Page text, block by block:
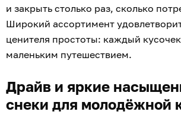
и закрыть столько раз, сколько
Широкий ассортимент
ценителя простоты: каждый
маленьким путешествием.
Драйв и яркие
снеки для молодёжной